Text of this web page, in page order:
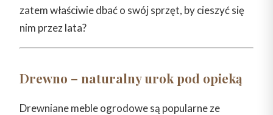
zatem właściwie dbać o swój sprzęt, by cieszyć się
nim przez lata?
Drewno – naturalny urok pod opieką
Drewniane meble ogrodowe są popularne ze